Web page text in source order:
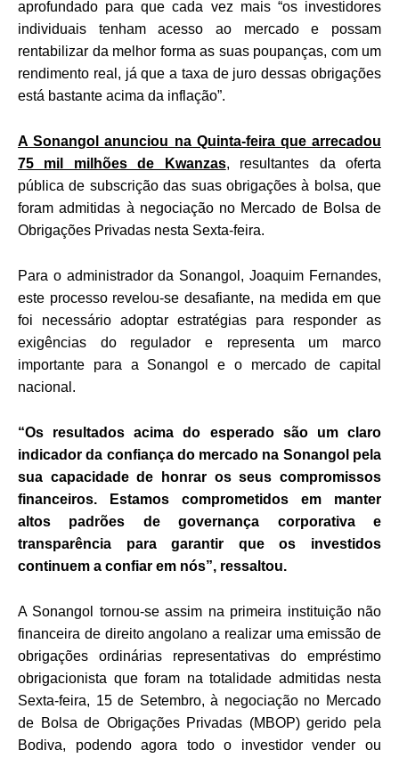
aprofundado para que cada vez mais “os investidores
individuais tenham acesso ao mercado e possam
rentabilizar da melhor forma as suas poupanças, com um
rendimento real, já que a taxa de juro dessas obrigações
está bastante acima da inflação”.
A Sonangol anunciou na Quinta-feira que arrecadou
75 mil milhões de Kwanzas, resultantes da oferta
pública de subscrição das suas obrigações à bolsa, que
foram admitidas à negociação no Mercado de Bolsa de
Obrigações Privadas nesta Sexta-feira.
Para o administrador da Sonangol, Joaquim Fernandes,
este processo revelou-se desafiante, na medida em que
foi necessário adoptar estratégias para responder as
exigências do regulador e representa um marco
importante para a Sonangol e o mercado de capital
nacional.
“Os resultados acima do esperado são um claro
indicador da confiança do mercado na Sonangol pela
sua capacidade de honrar os seus compromissos
financeiros. Estamos comprometidos em manter
altos padrões de governança corporativa e
transparência para garantir que os investidos
continuem a confiar em nós”, ressaltou.
A Sonangol tornou-se assim na primeira instituição não
financeira de direito angolano a realizar uma emissão de
obrigações ordinárias representativas do empréstimo
obrigacionista que foram na totalidade admitidas nesta
Sexta-feira, 15 de Setembro, à negociação no Mercado
de Bolsa de Obrigações Privadas (MBOP) gerido pela
Bodiva, podendo agora todo o investidor vender ou